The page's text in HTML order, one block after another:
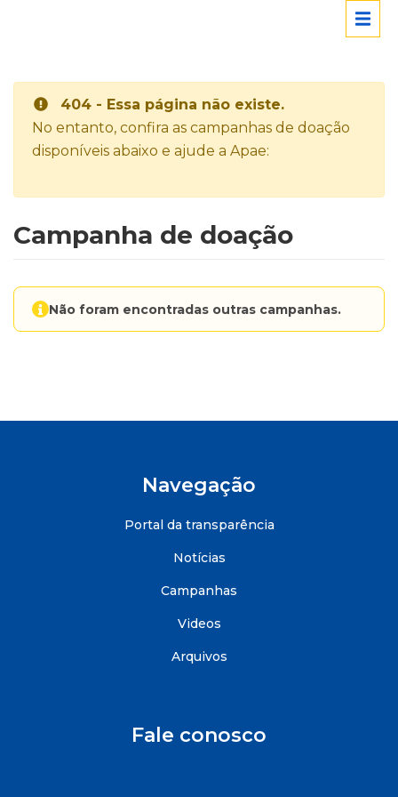
404 - Essa página não existe.
No entanto, confira as campanhas de doação
disponíveis abaixo e ajude a Apae:
Campanha de doação
Não foram encontradas outras campanhas.
Navegação
Portal da transparência
Notícias
Campanhas
Videos
Arquivos
Fale conosco